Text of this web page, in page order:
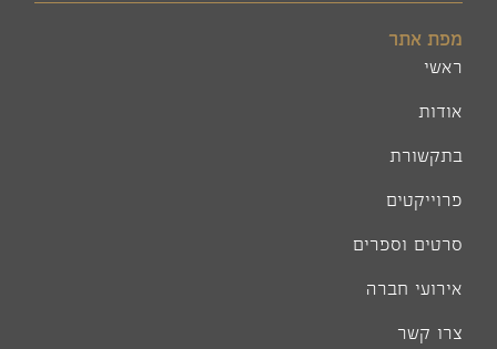
מפת אתר
ראשי
אודות
בתקשורת
פרוייקטים
סרטים וספרים
אירועי חברה
צרו קשר